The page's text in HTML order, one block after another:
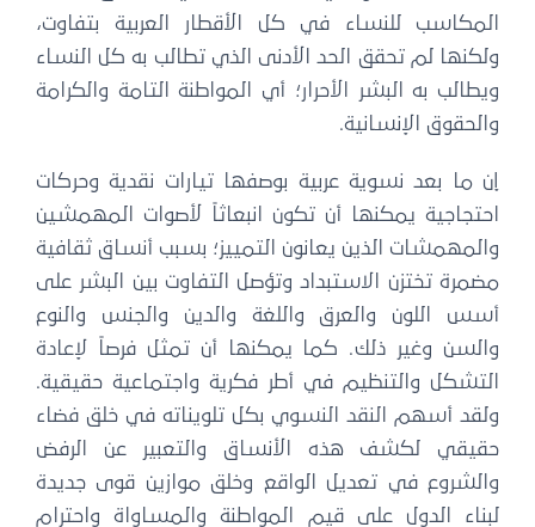
المكاسب للنساء في كل الأقطار العربية بتفاوت،
ولكنها لم تحقق الحد الأدنى الذي تطالب به كل النساء
ويطالب به البشر الأحرار؛ أي المواطنة التامة والكرامة
والحقوق الإنسانية.
إن ما بعد نسوية عربية بوصفها تيارات نقدية وحركات
احتجاجية يمكنها أن تكون انبعاثاً لأصوات المهمشين
والمهمشات الذين يعانون التمييز؛ بسبب أنساق ثقافية
مضمرة تختزن الاستبداد وتؤصل التفاوت بين البشر على
أسس اللون والعرق واللغة والدين والجنس والنوع
والسن وغير ذلك. كما يمكنها أن تمثل فرصاً لإعادة
التشكل والتنظيم في أطر فكرية واجتماعية حقيقية.
ولقد أسهم النقد النسوي بكل تلويناته في خلق فضاء
حقيقي لكشف هذه الأنساق والتعبير عن الرفض
والشروع في تعديل الواقع وخلق موازين قوى جديدة
لبناء الدول على قيم المواطنة والمساواة واحترام